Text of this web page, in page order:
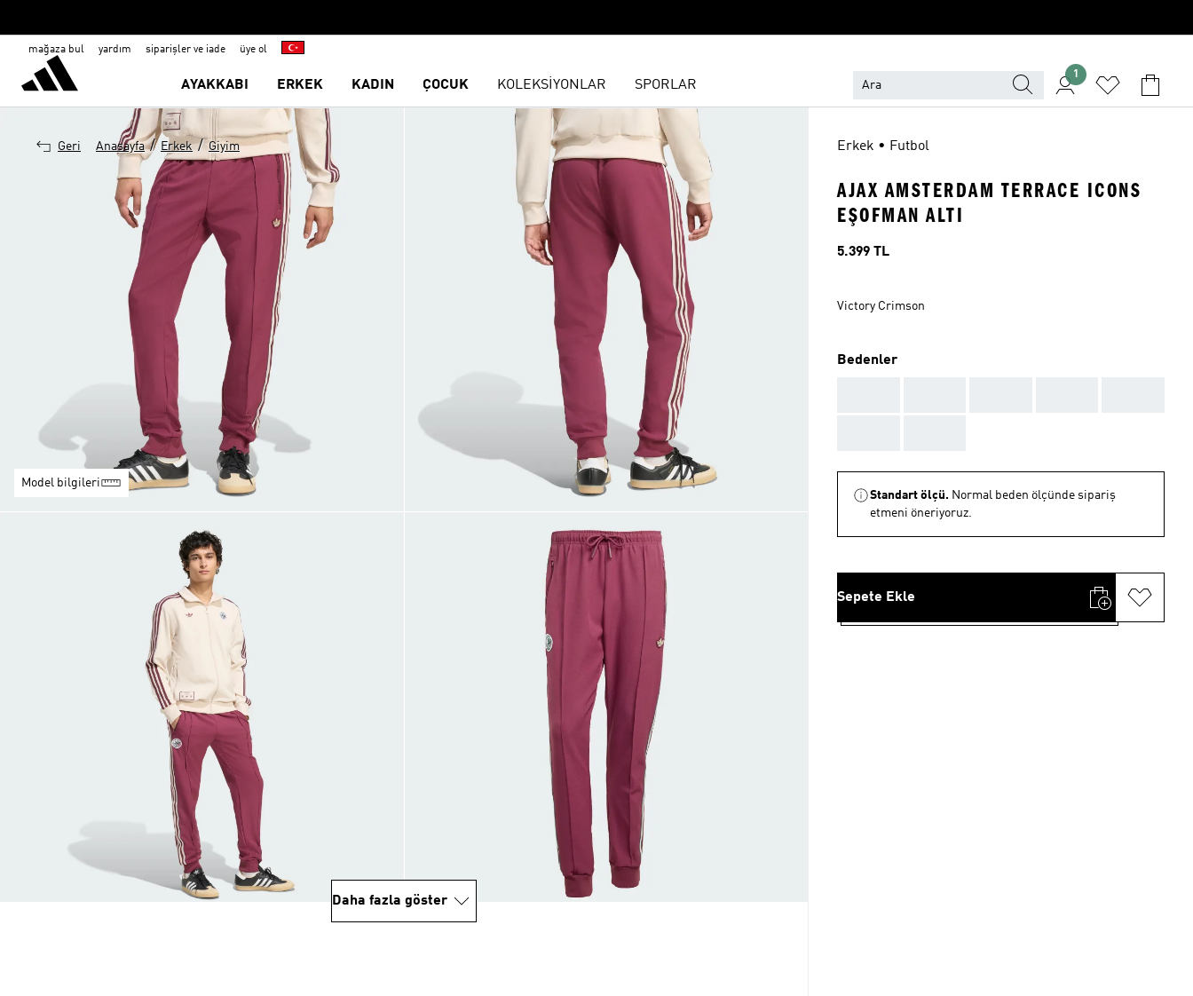
mağaza bul yardım siparişler ve iade üye ol
AYAKKABI ERKEK KADIN ÇOCUK KOLEKSİYONLAR SPORLAR
1
Geri Anasayfa / Erkek / Giyim
Model bilgileri
Daha fazla göster
Erkek • Futbol
AJAX AMSTERDAM TERRACE ICONS
EŞOFMAN ALTI
Fiyat
5.399 TL
Victory Crimson
Bedenler
Standart ölçü. Normal beden ölçünde sipariş
etmeni öneriyoruz.
Sepete Ekle